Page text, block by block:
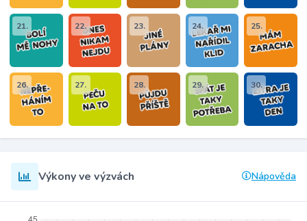
21. 22. 23. 24. 25.
26. 27. 28. 29. 30.
Výkony ve výzvách Nápověda